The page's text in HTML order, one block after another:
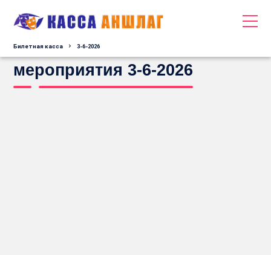
Билетная касса 3-6-2026
мероприятия 3-6-2026